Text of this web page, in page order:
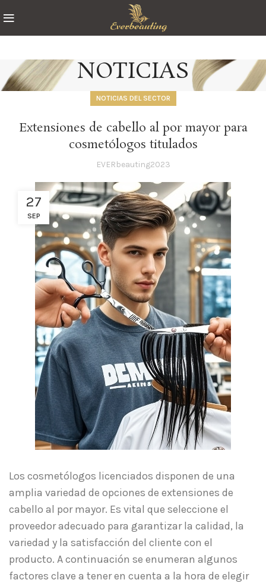
NOTICIAS
NOTICIAS DEL SECTOR
Extensiones de cabello al por mayor para
cosmetólogos titulados
EVERbeauting2023
27
SEP
Los cosmetólogos licenciados disponen de una
amplia variedad de opciones de extensiones de
cabello al por mayor. Es vital que seleccione el
proveedor adecuado para garantizar la calidad, la
variedad y la satisfacción del cliente con el
producto. A continuación se enumeran algunos
factores clave a tener en cuenta a la hora de elegir